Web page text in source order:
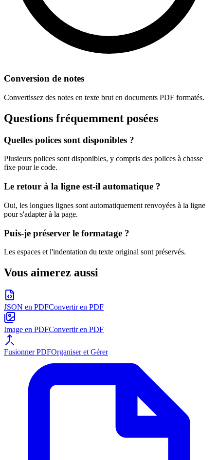
Conversion de notes
Convertissez des notes en texte brut en documents PDF formatés.
Questions fréquemment posées
Quelles polices sont disponibles ?
Plusieurs polices sont disponibles, y compris des polices à chasse
fixe pour le code.
Le retour à la ligne est-il automatique ?
Oui, les longues lignes sont automatiquement renvoyées à la ligne
pour s'adapter à la page.
Puis-je préserver le formatage ?
Les espaces et l'indentation du texte original sont préservés.
Vous aimerez aussi
JSON en PDFConvertir en PDF
Image en PDFConvertir en PDF
Fusionner PDFOrganiser et Gérer